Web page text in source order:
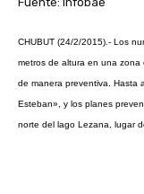
CHUBUT (24/2/2015).- Los
metros de altura en una
de manera preventiva. Hasta
Esteban», y los planes
norte del lago Lezana, lugar